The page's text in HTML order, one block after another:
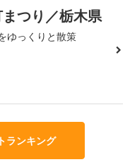
つり／栃木県
ゆっくりと散策
ランキング